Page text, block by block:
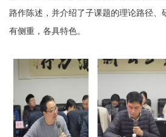
路作陈述，并介绍了子课题的理论路径、
有侧重，各具特色。